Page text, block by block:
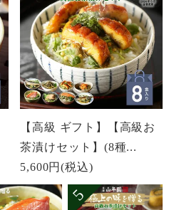
【高級 ギフト】【高級お
茶漬けセット】(8種...
5,600円(税込)